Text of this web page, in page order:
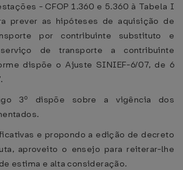
- CFOP 1.360 e 5.360 à Tabela I
prever as hipóteses de aquisição de
por contribuinte substituto e
de transporte a contribuinte
dispõe o Ajuste SINIEF-6/07, de 6
3º dispõe sobre a vigência dos
e propondo a edição de decreto
aproveito o ensejo para reiterar-lhe
estima e alta consideração.